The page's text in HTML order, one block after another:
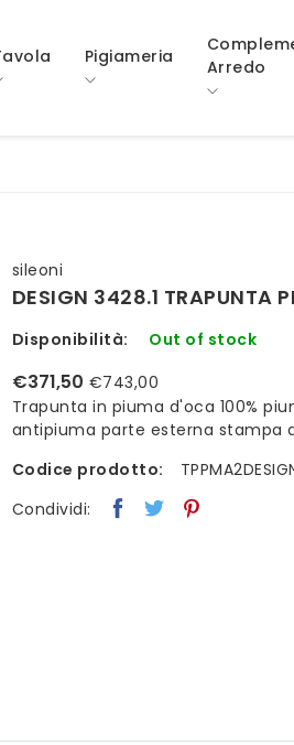
Pigiameria
Arredo
sileoni
DESIGN 3428.1 TRAPUNTA
Disponibilità: Out of stock
€371,50 €743,00
Trapunta in piuma d'oca 100%
antipiuma parte esterna stampa
Codice prodotto:
Condividi: